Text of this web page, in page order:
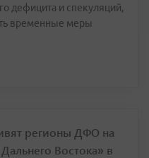
дефицита и спекуляций,
временные меры
регионы ДФО на
Востока» в